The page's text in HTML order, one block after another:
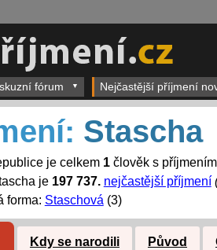
fórum Nejčastější příjmení
Stascha
je celkem 1člověk s
je 197 737. nejčastější příjmení
forma: Staschová (3)
Kdy se narodili Původ